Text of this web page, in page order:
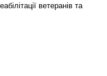
ветеранів та